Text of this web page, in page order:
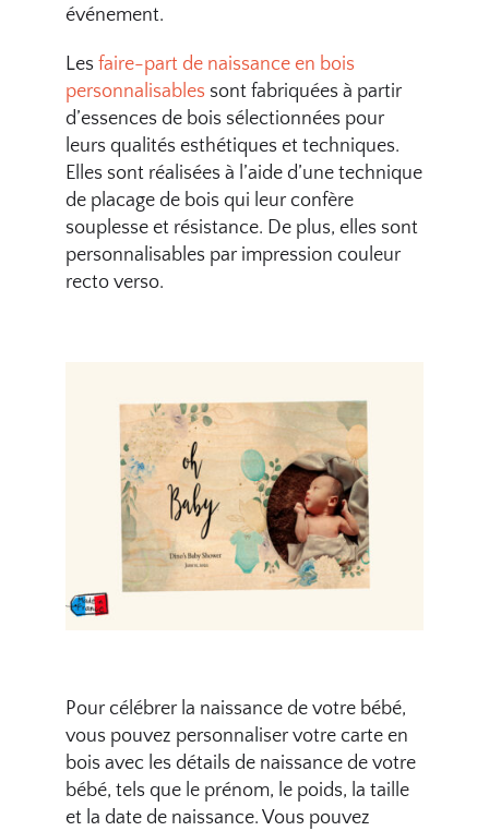
événement.
Les faire-part de naissance en bois
personnalisablessont fabriquées à partir
d’essences de bois sélectionnées pour
leurs qualités esthétiques et techniques.
Elles sont réalisées à l’aide d’une technique
de placage de bois qui leur confère
souplesse et résistance. De plus, elles sont
personnalisables par impression couleur
recto verso.
Pour célébrer la naissance de votre bébé,
vous pouvez personnaliser votre carte en
bois avec les détails de naissance de votre
bébé, tels que le prénom, le poids, la taille
et la date de naissance. Vous pouvez